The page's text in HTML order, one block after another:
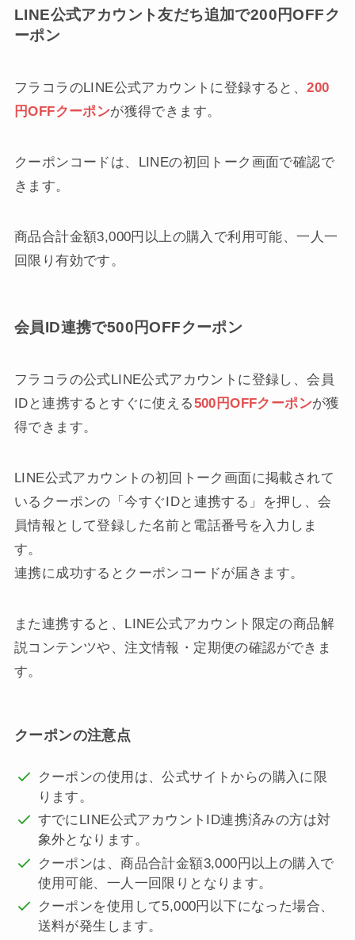
LINE公式アカウント友だち追加で200円OFFク
ーポン
フラコラのLINE公式アカウントに登録すると、200
円OFFクーポンが獲得できます。
クーポンコードは、LINEの初回トーク画面で確認で
きます。
商品合計金額3,000円以上の購入で利用可能、一人一
回限り有効です。
会員ID連携で500円OFFクーポン
フラコラの公式LINE公式アカウントに登録し、会員
IDと連携するとすぐに使える500円OFFクーポンが獲
得できます。
LINE公式アカウントの初回トーク画面に掲載されて
いるクーポンの「今すぐIDと連携する」を押し、会
員情報として登録した名前と電話番号を入力しま
す。
連携に成功するとクーポンコードが届きます。
また連携すると、LINE公式アカウント限定の商品解
説コンテンツや、注文情報・定期便の確認ができま
す。
クーポンの注意点
クーポンの使用は、公式サイトからの購入に限
ります。
すでにLINE公式アカウントID連携済みの方は対
象外となります。
クーポンは、商品合計金額3,000円以上の購入で
使用可能、一人一回限りとなります。
クーポンを使用して5,000円以下になった場合、
送料が発生します。